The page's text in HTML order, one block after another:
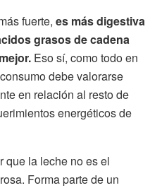
fuerte, es más digestiva
grasos de cadena
Eso sí, como todo en
debe valorarse
en relación al resto de
energéticos de
que la leche no es el
Forma parte de un